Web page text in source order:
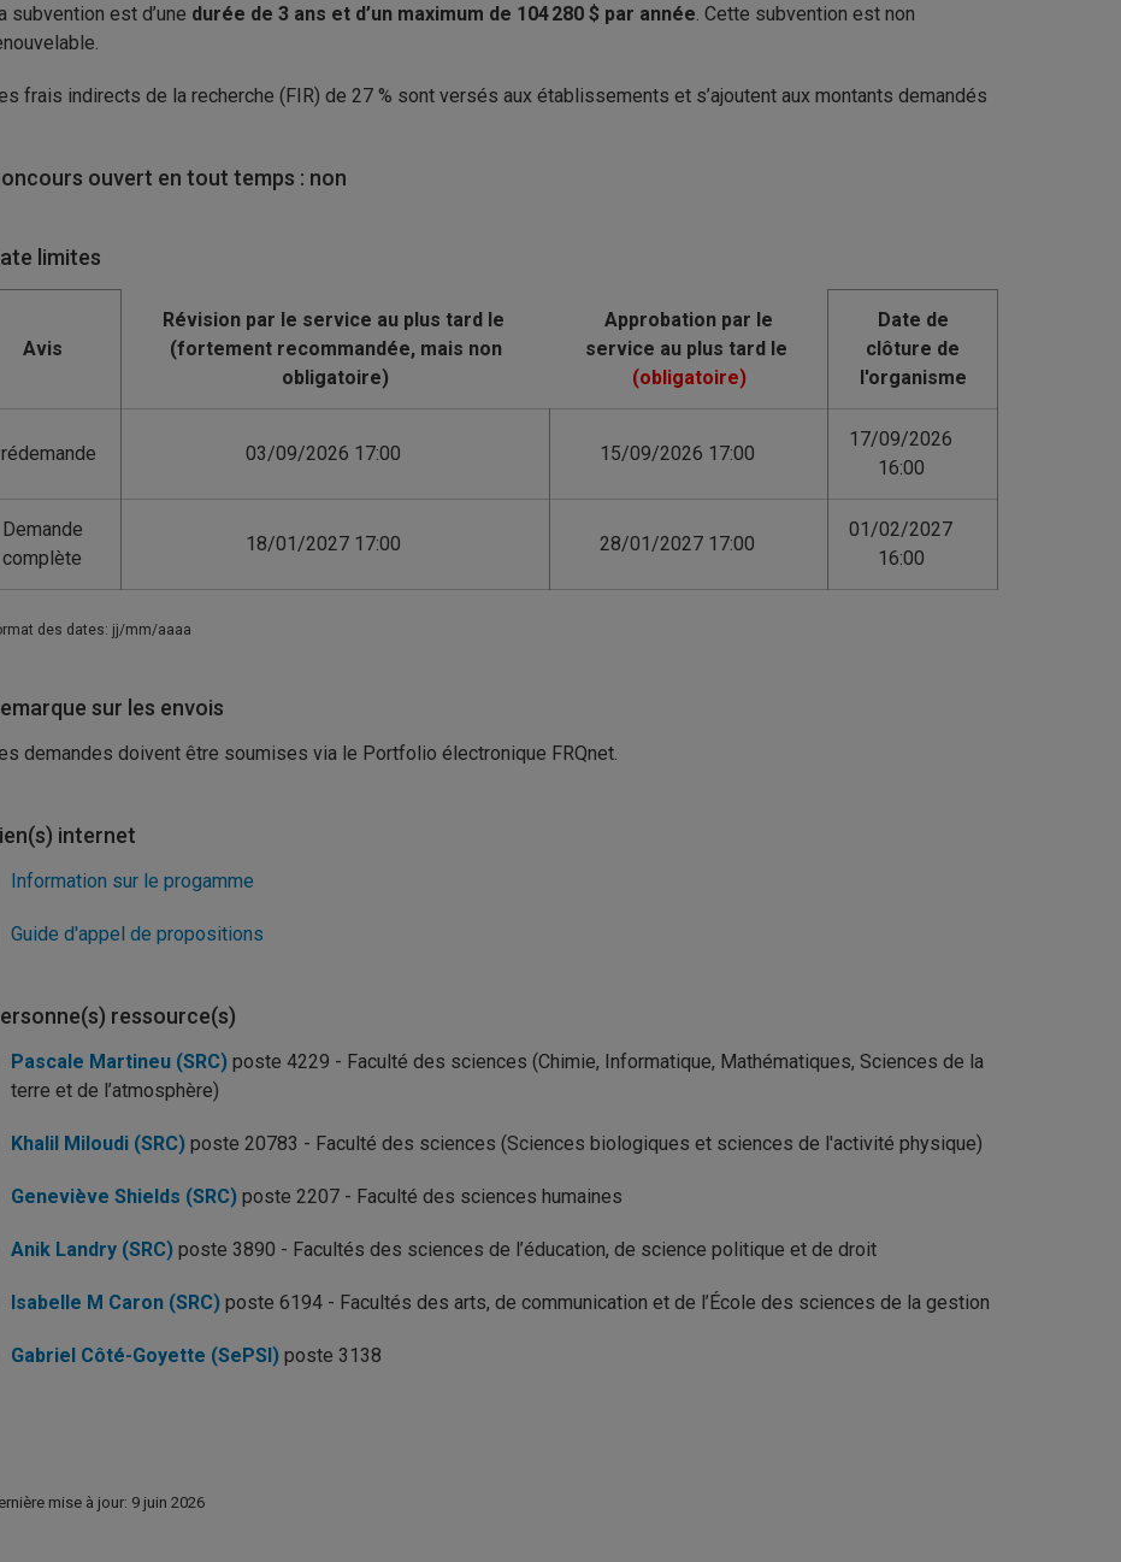
subvention est d’une durée de 3 ans et d’un maximum de 104 280 $ par année. Cette subvention est non
frais indirects de la recherche (FIR) de 27 % sont versés aux établissements et s’ajoutent aux montants demandés
ouvert en tout temps : non
limites
Avis
Date de
clôture de
l'organisme
03/09/2026 17:00 15/09/2026 17:00
17/09/2026
16:00
Demande
complète
18/01/2027 17:00 28/01/2027 17:00
01/02/2027
16:00
des dates: jj/mm/aaaa
sur les envois
demandes doivent être soumises via le Portfolio électronique FRQnet.
internet
Information sur le progamme
Guide d'appel de propositions
ressource(s)
Pascale Martineu (SRC) poste 4229 - Faculté des sciences (Chimie, Informatique, Mathématiques, Sciences de la
terre et de l’atmosphère)
Khalil Miloudi (SRC) poste 20783 - Faculté des sciences (Sciences biologiques et sciences de l'activité physique)
Geneviève Shields (SRC) poste 2207 - Faculté des sciences humaines
Anik Landry (SRC) poste 3890 - Facultés des sciences de l’éducation, de science politique et de droit
Isabelle M Caron (SRC) poste 6194 - Facultés des arts, de communication et de l’École des sciences de la gestion
Gabriel Côté-Goyette (SePSI) poste 3138
mise à jour: 9 juin 2026